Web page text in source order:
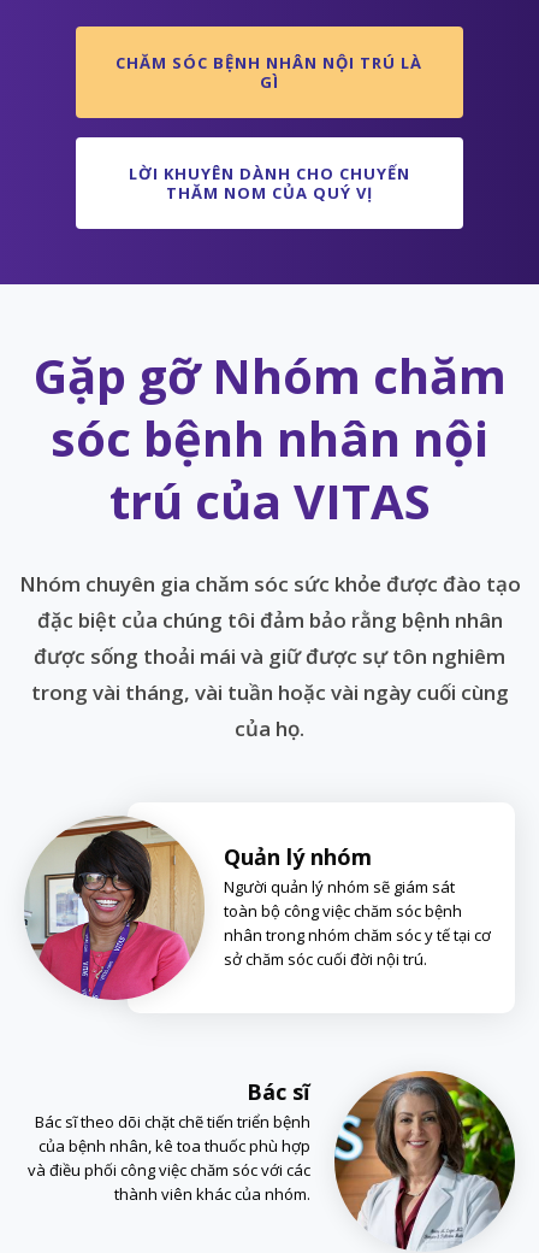
CHĂM SÓC BỆNH NHÂN NỘI TRÚ LÀ
GÌ
LỜI KHUYÊN DÀNH CHO CHUYẾN
THĂM NOM CỦA QUÝ VỊ
Gặp gỡ Nhóm chăm
sóc bệnh nhân nội
trú của VITAS
Nhóm chuyên gia chăm sóc sức khỏe được đào tạo
đặc biệt của chúng tôi đảm bảo rằng bệnh nhân
được sống thoải mái và giữ được sự tôn nghiêm
trong vài tháng, vài tuần hoặc vài ngày cuối cùng
của họ.
Quản lý nhóm
Người quản lý nhóm sẽ giám sát
toàn bộ công việc chăm sóc bệnh
nhân trong nhóm chăm sóc y tế tại cơ
sở chăm sóc cuối đời nội trú.
Bác sĩ
Bác sĩ theo dõi chặt chẽ tiến triển bệnh
của bệnh nhân, kê toa thuốc phù hợp
và điều phối công việc chăm sóc với các
thành viên khác của nhóm.